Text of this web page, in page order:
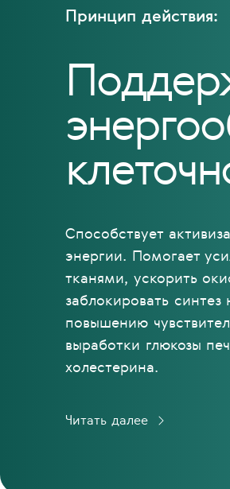
Принцип действия:
Способствует
энергии. Помогает
тканями, ускорить
заблокировать
повышению
выработки глюкозы
холестерина.
Читать далее